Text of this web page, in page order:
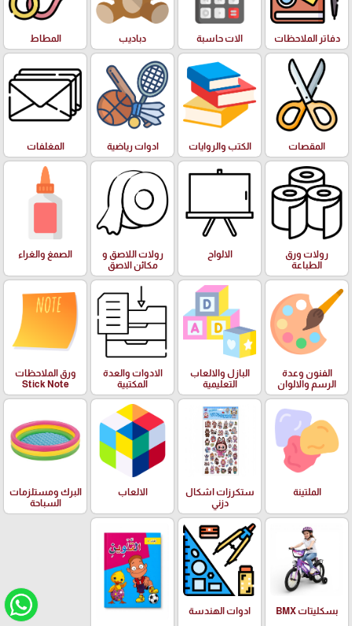
دفاتر الملاحظات الات حاسبة دباديب المطاط
المقصات الكتب والروايات ادوات رياضية المغلفات
رولات ورق
الطباعة
الالواح
رولات اللاصق و
مكائن الاصق
الصمغ والغراء
الفنون وعدة
الرسم والالوان
البازل والالعاب
التعليمية
الادوات والعدة
المكتبية
ورق الملاحظات
Stick Note
الملتينة
ستكرزات اشكال
دزني
الالعاب
البرك ومستلزمات
السباحة
بسكليتات BMX ادوات الهندسة